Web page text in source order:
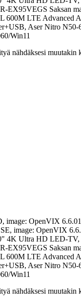
EX95VEGS Saksan
600M LTE Advanced
Aser Nitro N50-
Win11
nähdäksesi muutakin
image: OpenVIX
image: OpenVIX
4K Ultra HD LED-TV,
EX95VEGS Saksan
600M LTE Advanced
Aser Nitro N50-
Win11
nähdäksesi muutakin